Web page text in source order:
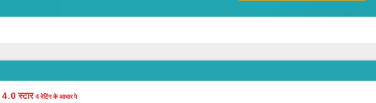
4.0 स्टार4 रेटिंग के आधार पे